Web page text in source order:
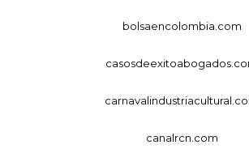
bolsaencolombia.com
canalrcn.com